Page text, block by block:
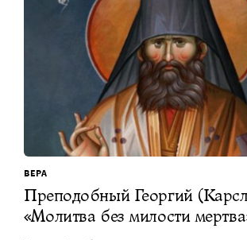
ВЕРА
Преподобный Георгий
«Молитва без милости